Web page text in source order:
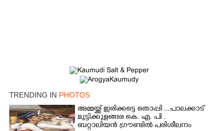
TRENDING IN PHOTOS
അമ്മയ്ക്ക് ഇരിക്കട്ടെ തൊപ്പി ...പാലക്കാട്
മുട്ടിക്കുളങ്ങര കെ. എ. പി .
ബറ്റാലിയൻ ഗ്രൗണ്ടിൽ പരിശീലനം
Share this link